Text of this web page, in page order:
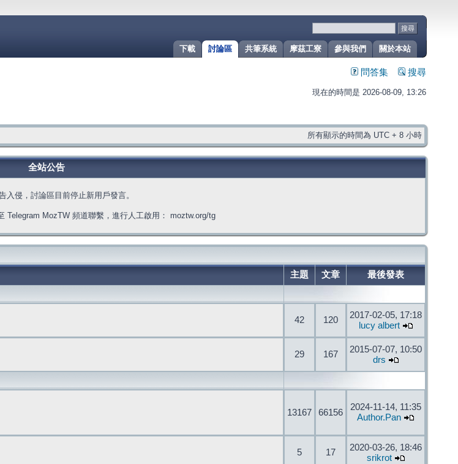
關於本站
參與我們
摩茲工寮
共筆系統
討論區
下載
問答集 搜尋
現在的時間是 2026-08-09, 13:26
所有顯示的時間為 UTC + 8 小時
全站公告
入侵，討論區目前停止新用戶發言。
Telegram MozTW 頻道聯繫，進行人工啟用： moztw.org/tg
主題 文章
最後發表
42 120
2017-02-05, 17:18
lucy albert
29 167
2015-07-07, 10:50
drs
13167 66156
2024-11-14, 11:35
Author.Pan
5 17
2020-03-26, 18:46
srikrot